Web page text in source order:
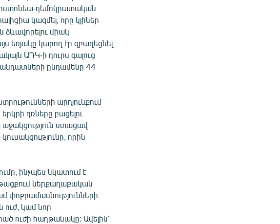
դեմոկրատական
կազմել, որը կլիներ
ձևավորելու միակ
եռյակը կարող էր զբաղեցնել
ԱԴԿ-ի դուրս գալուց
ընդամենը 44
արդյունքում
դռները բացելու
ստացավ
որին
ինչպես նկատում է
ներքաղաքական
փոքրամասնությունների
ուժ, կամ նոր
ուժի հաղթանակը: Ավելին՝